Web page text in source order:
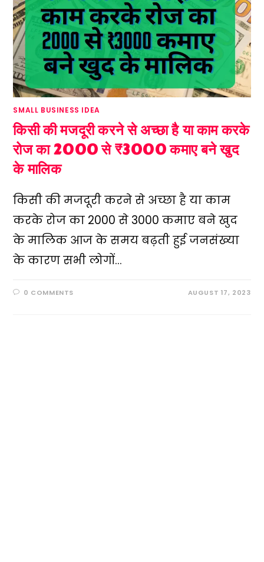
SMALL BUSINESS IDEA
किसी की मजदूरी करने से अच्छा है या काम करके
रोज का 2000 से ₹3000 कमाए बने खुद
के मालिक
किसी की मजदूरी करने से अच्छा है या काम
करके रोज का 2000 से ₹3000 कमाए बने खुद
के मालिक आज के समय बढ़ती हुई जनसंख्या
के कारण सभी लोगों…
0 COMMENTS AUGUST 17, 2023